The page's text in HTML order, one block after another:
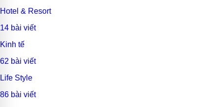
Hotel & Resort
14 bài viết
Kinh tế
62 bài viết
Life Style
86 bài viết